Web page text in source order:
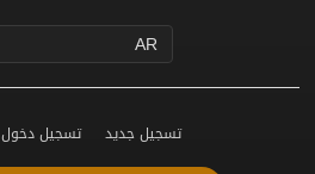
تسجيل جديد تسجيل دخول